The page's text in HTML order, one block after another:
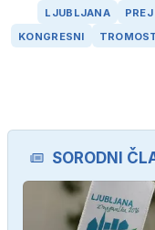
LJUBLJANA PREJ
KONGRESNI
SORODNI